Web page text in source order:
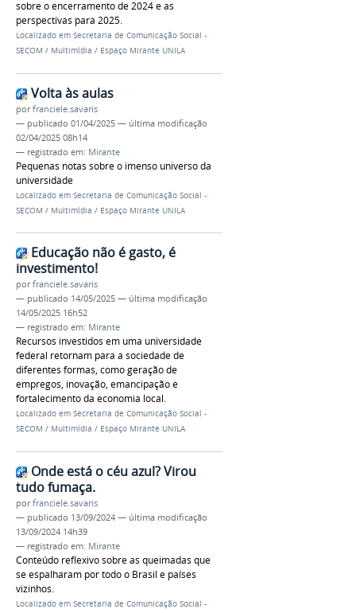
sobre o encerramento de 2024 e as
perspectivas para 2025.
Localizado em Secretaria de Comunicação Social -
SECOM / Multimídia / Espaço Mirante UNILA
Volta às aulas
porfranciele.savaris
— publicado 01/04/2025 — última modificação
02/04/2025 08h14
— registrado em: Mirante
Pequenas notas sobre o imenso universo da
universidade
Localizado em Secretaria de Comunicação Social -
SECOM / Multimídia / Espaço Mirante UNILA
Educação não é gasto, é
investimento!
porfranciele.savaris
— publicado 14/05/2025 — última modificação
14/05/2025 16h52
— registrado em: Mirante
Recursos investidos em uma universidade
federal retornam para a sociedade de
diferentes formas, como geração de
empregos, inovação, emancipação e
fortalecimento da economia local.
Localizado em Secretaria de Comunicação Social -
SECOM / Multimídia / Espaço Mirante UNILA
Onde está o céu azul? Virou
tudo fumaça.
porfranciele.savaris
— publicado 13/09/2024 — última modificação
13/09/2024 14h39
— registrado em: Mirante
Conteúdo reflexivo sobre as queimadas que
se espalharam por todo o Brasil e países
vizinhos.
Localizado em Secretaria de Comunicação Social -